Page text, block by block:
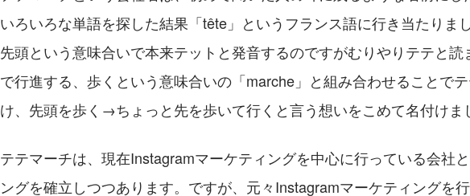
いろいろな単語を探した結果「tête」というフランス語に行き当たりま
先頭という意味合いで本来テットと発音するのですがむりやりテテと読
で行進する、歩くという意味合いの「marche」と組み合わせることで
け、先頭を歩く→ちょっと先を歩いて行くと言う想いをこめて名付けま
テテマーチは、現在Instagramマーケティングを中心に行っている会社
ングを確立しつつあります。ですが、元々Instagramマーケティングを